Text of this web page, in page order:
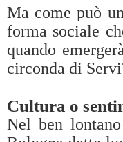
Ma come può
forma sociale
quando
circonda di
Cultura o
Nel ben